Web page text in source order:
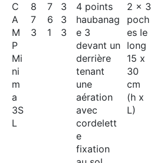
C
A
M
P
Mi
ni
m
a
3S
L
8
7
3
7
6
1
3
3
3
4 points
haubanag
e 3
devant un
derrière
tenant
une
aération
avec
cordelett
e
fixation
2 x 3
poch
es le
long
15 x
30
cm
(h x
L)